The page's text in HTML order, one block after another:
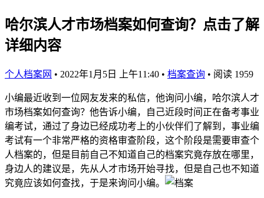
哈尔滨人才市场档案如何查询？点击了解
详细内容
个人档案网 • 2022年1月5日 上午11:40 • 档案查询 • 阅读 1959
小编最近收到一位网友发来的私信，他询问小编，哈尔滨人才
市场档案如何查询？他告诉小编，自己近段时间正在备考事业
编考试，通过了身边已经成功考上的小伙伴们了解到，事业编
考试有一个非常严格的资格审查阶段，这个阶段是需要审查个
人档案的，但是目前自己不知道自己的档案究竟存放在哪里，
身边人的建议是，先从人才市场开始寻找，但是自己也不知道
究竟应该如何查找，于是来询问小编。